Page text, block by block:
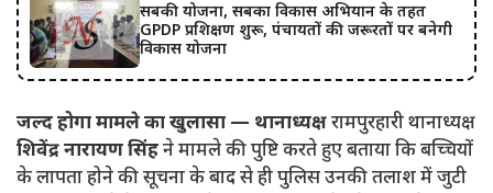
सबकी योजना, सबका विकास अभियान के तहत
GPDP प्रशिक्षण शुरू, पंचायतों की जरूरतों पर बनेगी
विकास योजना
जल्द होगा मामले का खुलासा — थानाध्यक्षरामपुरहारी थानाध्यक्ष
शिवेंद्र नारायण सिंहने मामले की पुष्टि करते हुए बताया कि बच्चियों
के लापता होने की सूचना के बाद से ही पुलिस उनकी तलाश में जुटी